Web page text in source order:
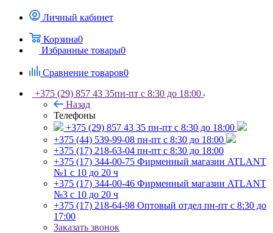
Личный кабинет
Корзина0
Избранные товары0
Сравнение товаров0
+375 (29) 857 43 35пн-пт с 8:30 до 18:00
Назад
Телефоны
+375 (29) 857 43 35 пн-пт с 8:30 до 18:00
+375 (44) 539-99-08 пн-пт с 8:30 до 18:00
+375 (17) 218-63-04 пн-пт с 8:30 до 18:00
+375 (17) 344-00-75 Фирменный магазин ATLANT
№1 с 10 до 20 ч
+375 (17) 344-00-46 Фирменный магазин ATLANT
№3 с 10 до 20 ч
+375 (17) 218-64-98 Оптовый отдел пн-пт с 8:30 до
17:00
Заказать звонок